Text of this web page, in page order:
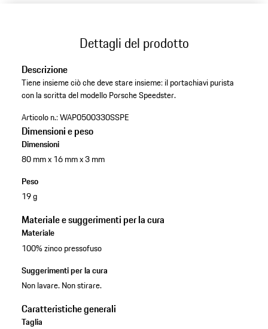
Dettagli del prodotto
Descrizione
Tiene insieme ciò che deve stare insieme: il portachiavi purista
con la scritta del modello Porsche Speedster.
Articolo n.:WAP0500330SSPE
Dimensioni e peso
Dimensioni
80 mm x 16 mm x 3 mm
Peso
19 g
Materiale e suggerimenti per la cura
Materiale
100% zinco pressofuso
Suggerimenti per la cura
Non lavare. Non stirare.
Caratteristiche generali
Taglia